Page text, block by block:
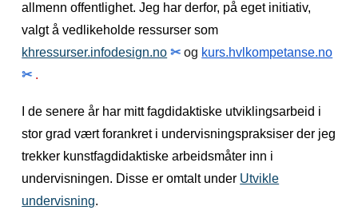
allmenn offentlighet. Jeg har derfor, på eget initiativ,
valgt å vedlikeholde ressurser som
khressurser.infodesign.no ✂ og kurs.hvlkompetanse.no
✂ .
I de senere år har mitt fagdidaktiske utviklingsarbeid i
stor grad vært forankret i undervisningspraksiser der jeg
trekker kunstfagdidaktiske arbeidsmåter inn i
undervisningen. Disse er omtalt under Utvikle
undervisning.